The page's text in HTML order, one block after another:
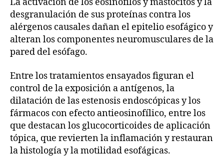
desgranulación de sus proteínas contra los
alérgenos causales dañan el epitelio esofágico y
alteran los componentes neuromusculares de la
pared del esófago.
Entre los tratamientos ensayados figuran el
control de la exposición a antígenos, la
dilatación de las estenosis endoscópicas y los
fármacos con efecto antieosinofílico, entre los
que destacan los glucocorticoides de aplicación
tópica, que revierten la inflamación y restauran
la histología y la motilidad esofágicas.